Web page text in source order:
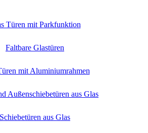
Türen mit Parkfunktion
Faltbare Glastüren
mit Aluminiumrahmen
Außenschiebetüren aus Glas
Schiebetüren aus Glas